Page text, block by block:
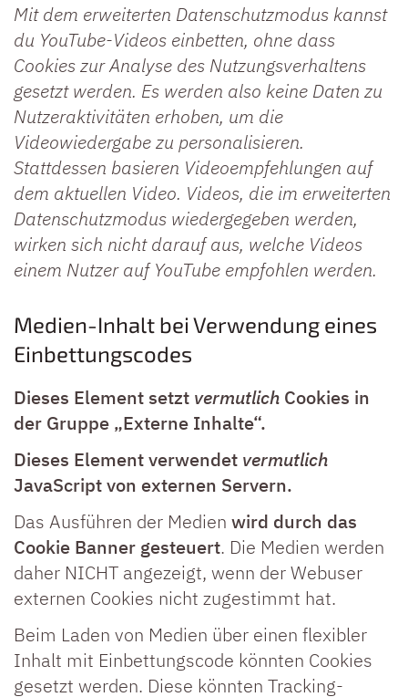
Mit dem erweiterten Datenschutzmodus kannst
du YouTube-Videos einbetten, ohne dass
Cookies zur Analyse des Nutzungsverhaltens
gesetzt werden. Es werden also keine Daten zu
Nutzeraktivitäten erhoben, um die
Videowiedergabe zu personalisieren.
Stattdessen basieren Videoempfehlungen auf
dem aktuellen Video. Videos, die im erweiterten
Datenschutzmodus wiedergegeben werden,
wirken sich nicht darauf aus, welche Videos
einem Nutzer auf YouTube empfohlen werden.
Medien-Inhalt bei Verwendung eines
Einbettungscodes
Dieses Element setzt vermutlich Cookies in
der Gruppe „Externe Inhalte“.
Dieses Element verwendet vermutlich
JavaScript von externen Servern.
Das Ausführen der Medien wird durch das
Cookie Banner gesteuert. Die Medien werden
daher NICHT angezeigt, wenn der Webuser
externen Cookies nicht zugestimmt hat.
Beim Laden von Medien über einen flexibler
Inhalt mit Einbettungscode könnten Cookies
gesetzt werden. Diese könnten Tracking-